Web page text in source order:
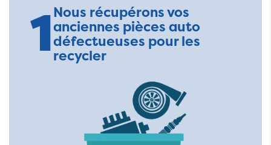
1Nous récupérons vos
anciennes pièces auto
défectueuses pour les
recycler